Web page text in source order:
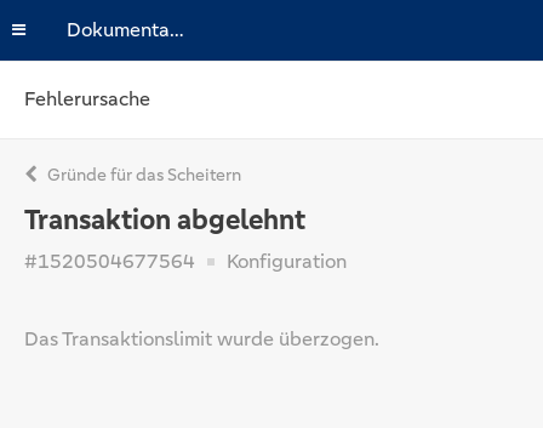
Dokumentation
Fehlerursache
Gründe für das Scheitern
Transaktion abgelehnt
#1520504677564 Konfiguration
Das Transaktionslimit wurde überzogen.